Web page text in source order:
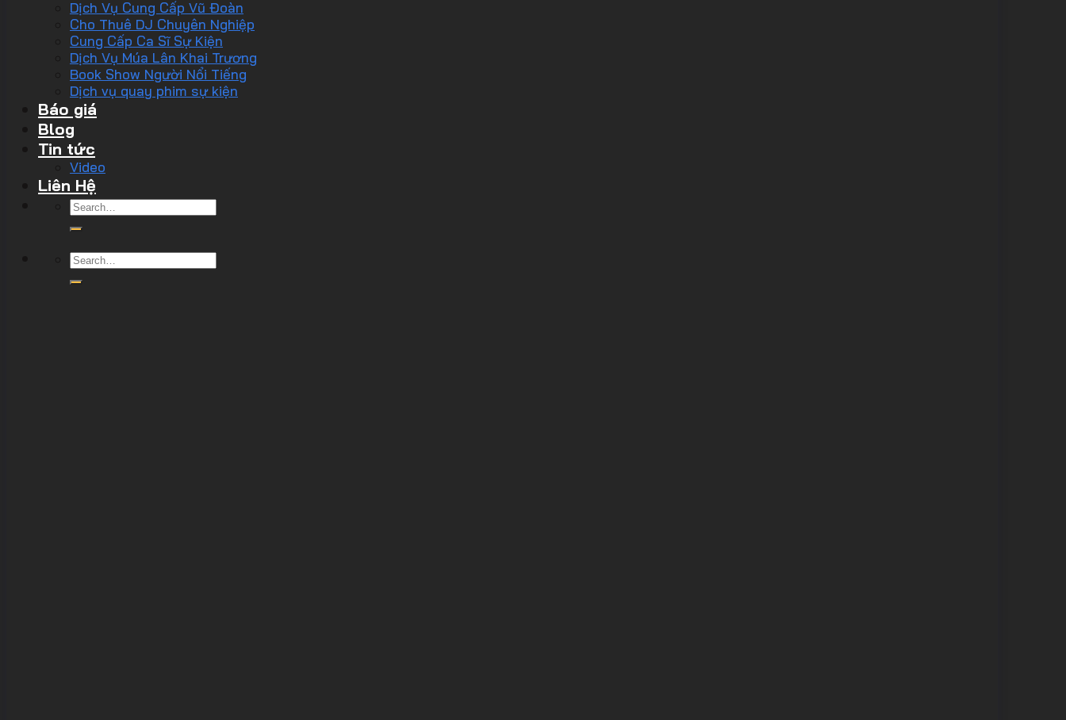
Dịch Vụ Cung Cấp Vũ Đoàn
Cho Thuê DJ Chuyên Nghiệp
Cung Cấp Ca Sĩ Sự Kiện
Dịch Vụ Múa Lân Khai Trương
Book Show Người Nổi Tiếng
Dịch vụ quay phim sự kiện
Báo giá
Blog
Tin tức
Video
Liên Hệ